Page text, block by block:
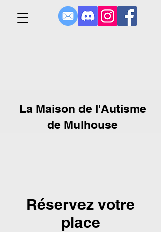
La Maison de l'Autisme
de Mulhouse
Réservez votre
place